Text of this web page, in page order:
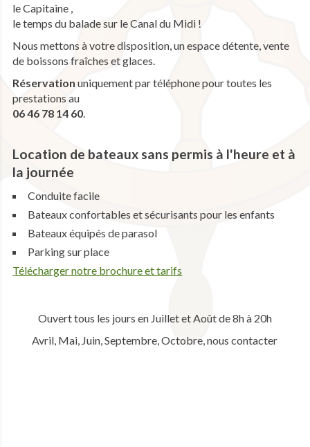
le Capitaine ,
le temps du balade sur le Canal du Midi !
Nous mettons à votre disposition, un espace détente, vente
de boissons fraîches et glaces.
Réservation uniquement par téléphone pour toutes les
prestations au
06 46 78 14 60
Location de bateaux sans permis à l'heure et à
la journée
Conduite facile
Bateaux confortables et sécurisants pour les enfants
Bateaux équipés de parasol
Parking sur place
Télécharger notre brochure et tarifs
Ouvert tous les jours en Juillet et Août de 8h à 20h
Avril, Mai, Juin, Septembre, Octobre, nous contacter